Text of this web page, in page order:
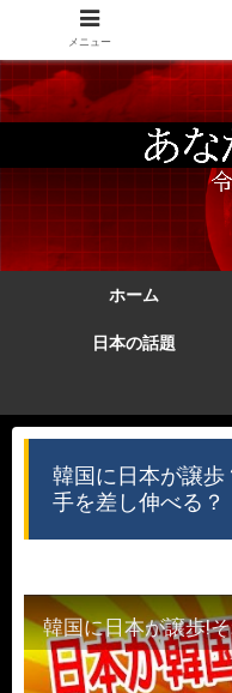
ホーム
日本の話題
韓国に日本が譲
手を差し伸べる？
メニュー